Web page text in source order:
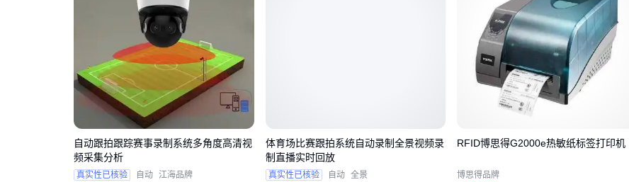
：消除传输过程中的噪声和畸变
：让不同制式的设备能互相理解
SN74HC138译码器
这类3-8线器件，本质上
如老型号的
统——电压不匹配会导致信号幅值不足。
自动跟拍跟踪赛事录制系统多角度高清视
频采集分析
真实性已核验 自动 江海品牌
体育场比赛跟拍系统自动录制全景视频录
制直播实时回放
真实性已核验 自动 全景
RFID博思得G2000e热敏纸标签打印机
博思得品牌